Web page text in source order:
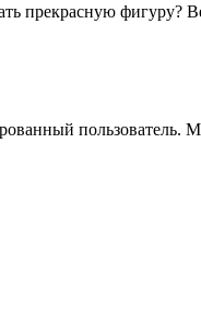
прекрасную фигуру?